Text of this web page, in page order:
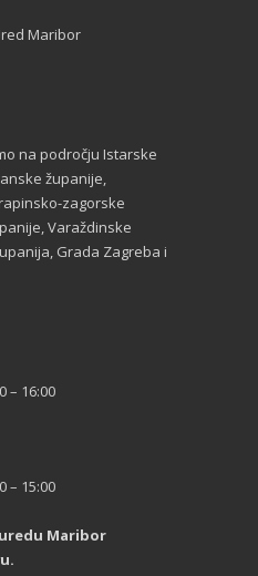
Maribor
na področju Istarske
županije,
zagorske
Varaždinske
Grada Zagreba i
– 16:00
– 15:00
Maribor